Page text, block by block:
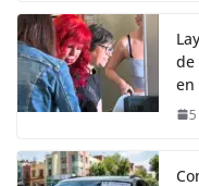
de
en